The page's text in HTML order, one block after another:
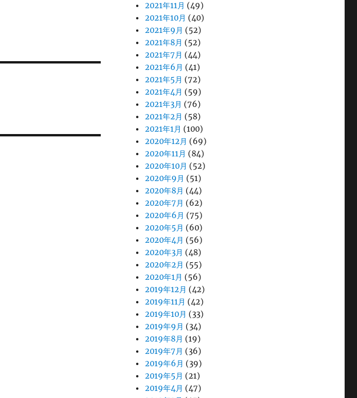
2021年11月 (49)
2021年10月 (40)
2021年9月 (52)
2021年8月 (52)
2021年7月 (44)
2021年6月 (41)
2021年5月 (72)
2021年4月 (59)
2021年3月 (76)
2021年2月 (58)
2021年1月 (100)
2020年12月 (69)
2020年11月 (84)
2020年10月 (52)
2020年9月 (51)
2020年8月 (44)
2020年7月 (62)
2020年6月 (75)
2020年5月 (60)
2020年4月 (56)
2020年3月 (48)
2020年2月 (55)
2020年1月 (56)
2019年12月 (42)
2019年11月 (42)
2019年10月 (33)
2019年9月 (34)
2019年8月 (19)
2019年7月 (36)
2019年6月 (39)
2019年5月 (21)
2019年4月 (47)